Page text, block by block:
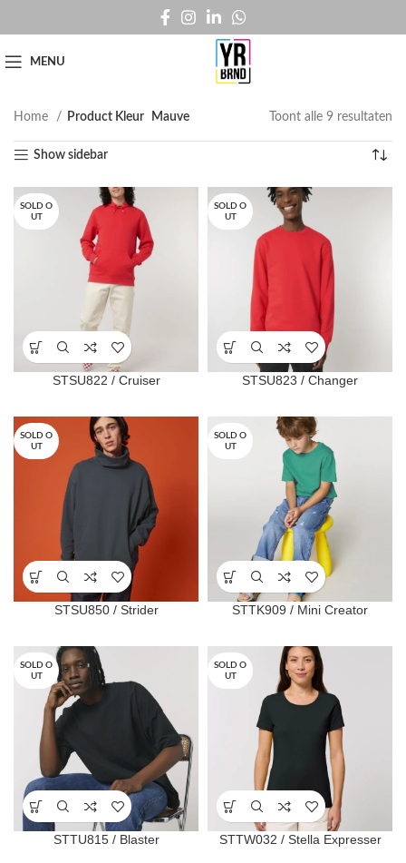
MENU
Home Product Kleur Mauve Toont alle 9 resultaten
Show sidebar
SOLD O
UT
STSU822 / Cruiser
SOLD O
UT
STSU823 / Changer
SOLD O
UT
STSU850 / Strider
SOLD O
UT
STTK909 / Mini Creator
SOLD O
UT
STTU815 / Blaster
SOLD O
UT
STTW032 / Stella Expresser